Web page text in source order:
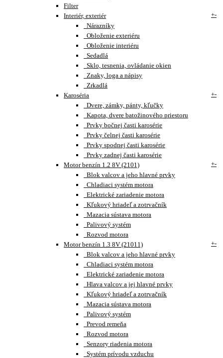
Filter
Interiér, exteriér
+-
Nárazníky
Obloženie exteriéru
Obloženie interiéru
Sedadlá
Sklo, tesnenia, ovládanie okien
Znaky, loga a nápisy
Zrkadlá
Karoséria
+-
Dvere, zámky, pánty, kľučky
Kapota, dvere batožinového priestoru
Prvky bočnej časti karosérie
Prvky čelnej časti karosérie
Prvky spodnej časti karosérie
Prvky zadnej časti karosérie
Motor benzín 1.2 8V (2101)
+-
Blok valcov a jeho hlavné prvky
Chladiaci systém motora
Elektrické zariadenie motora
Kľukový hriadeľ a zotrvačník
Mazacia sústava motora
Palivový systém
Rozvod motora
Motor benzín 1.3 8V (21011)
+-
Blok valcov a jeho hlavné prvky
Chladiaci systém motora
Elektrické zariadenie motora
Hlava valcov a jej hlavné prvky
Kľukový hriadeľ a zotrvačník
Mazacia sústava motora
Palivový systém
Prevod remeňa
Rozvod motora
Senzory riadenia motora
Systém prívodu vzduchu